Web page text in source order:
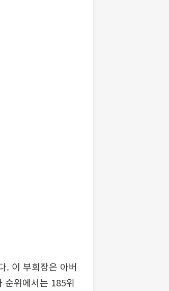
. 이 부회장은 아버
순위에서는 185위